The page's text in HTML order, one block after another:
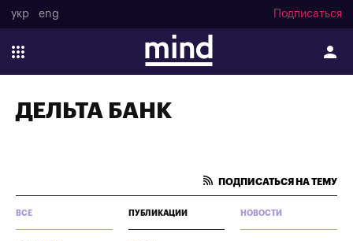
укр eng Подписаться
ДЕЛЬТА БАНК
ПОДПИСАТЬСЯ НА ТЕМУ
ВСЕ ПУБЛИКАЦИИ НОВОСТИ